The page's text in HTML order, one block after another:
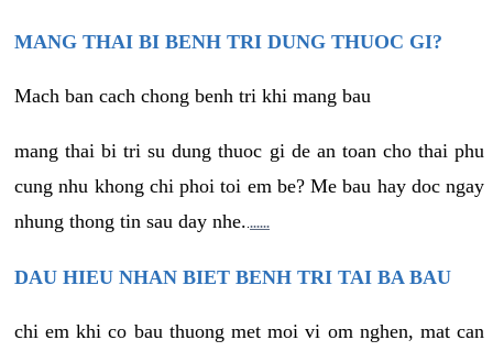
MANG THAI BI BENH TRI DUNG THUOC GI?
Mach ban cach chong benh tri khi mang bau
mang thai bi tri su dung thuoc gi de an toan cho thai phu
cung nhu khong chi phoi toi em be? Me bau hay doc ngay
nhung thong tin sau day nhe. ......
DAU HIEU NHAN BIET BENH TRI TAI BA BAU
chi em khi co bau thuong met moi vi om nghen, mat can